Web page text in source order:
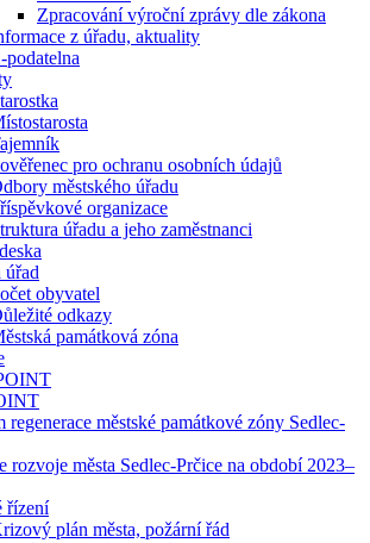
Zpracování výroční zprávy dle zákona
z úřadu, aktuality
podatelna
pro ochranu osobních údajů
městského úřadu
organizace
úřadu a jeho zaměstnanci
úřad
obyvatel
odkazy
památková zóna
regenerace městské památkové zóny Sedlec-
rozvoje města Sedlec-Prčice na období 2023–
řízení
plán města, požární řád